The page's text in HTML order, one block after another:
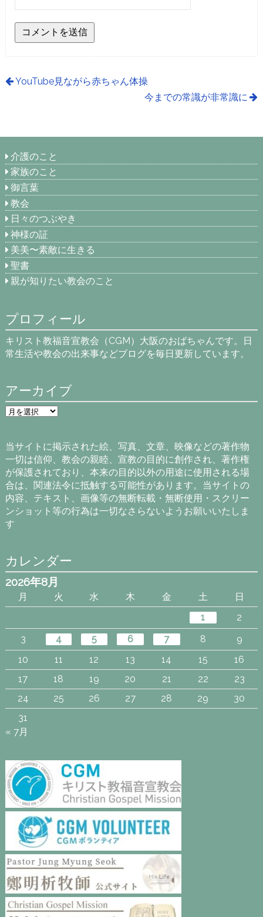
YouTube見ながら赤ちゃん体操
今までの常識が非常識に
介護のこと
家族のこと
御言葉
教会
日々のつぶやき
神様の証
美美〜素敵に生きる
聖書
親が知りたい教会のこと
プロフィール
キリスト教福音宣教会（CGM）大阪のおばちゃんです。日
常生活や教会の出来事などブログを毎日更新しています。
アーカイブ
ア
ー
ブ
当サイトに掲示された絵、写真、文章、映像などの著作物
一切は信仰、教会の親睦、宣教の目的に創作され、著作権
が保護されており、本来の目的以外の用途に使用される場
合は、関連法令に抵触する可能性があります。当サイトの
内容、テキスト、画像等の無断転載・無断使用・スクリー
ンショット等の行為は一切なさらないようお願いいたしま
す
カレンダー
2026年8月
月 火 水 木 金 土
日
1
2
3
4 5 6 7 8
9
10
11 12 13 14 15
16
17
18 19 20 21 22
23
24
25 26 27 28 29
30
31
« 7月